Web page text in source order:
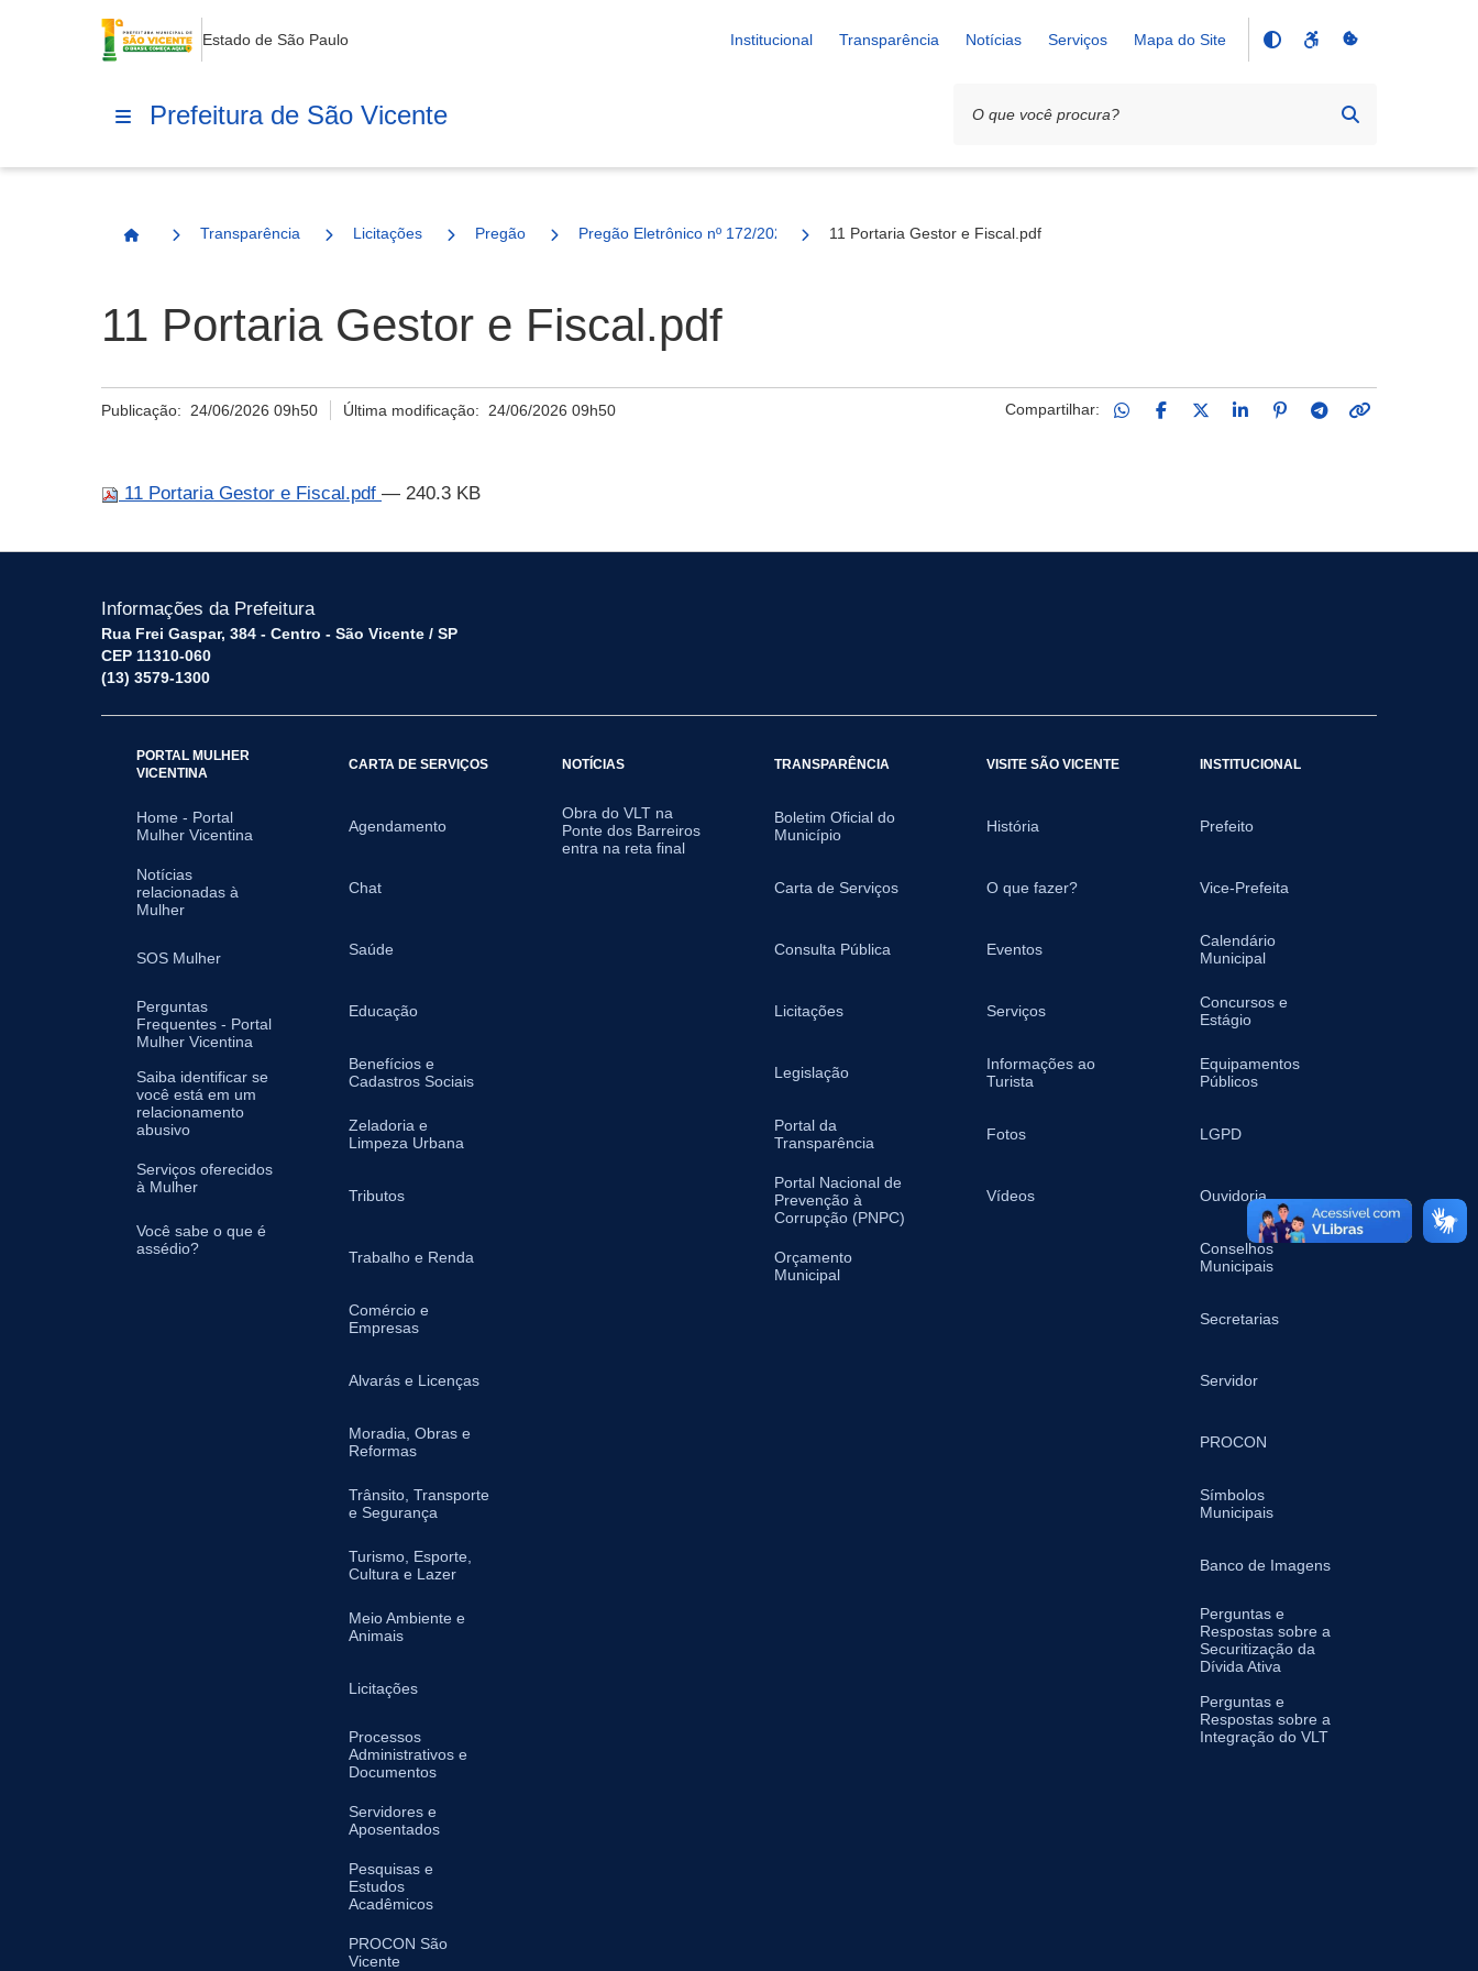
Estado de São Paulo Institucional Transparência Notícias Serviços Mapa do Site
Prefeitura de São Vicente
Página Inicial
Transparência Licitações Pregão Pregão Eletrônico nº 172/2025 - SESAU11 Portaria Gestor e Fiscal.pdf
11 Portaria Gestor e Fiscal.pdf
Publicação: 24/06/2026 09h50 Última modificação: 24/06/2026 09h50 Compartilhar:
11 Portaria Gestor e Fiscal.pdf — 240.3 KB
Informações da Prefeitura
Rua Frei Gaspar, 384 - Centro - São Vicente / SP
CEP 11310-060
(13) 3579-1300
PORTAL MULHER
VICENTINA
Home - Portal
Mulher Vicentina
Notícias
relacionadas à
Mulher
SOS Mulher
Perguntas
Frequentes - Portal
Mulher Vicentina
Saiba identificar se
você está em um
relacionamento
abusivo
Serviços oferecidos
à Mulher
Você sabe o que é
assédio?
CARTA DE SERVIÇOS
Agendamento
Chat
Saúde
Educação
Benefícios e
Cadastros Sociais
Zeladoria e
Limpeza Urbana
Tributos
Trabalho e Renda
Comércio e
Empresas
Alvarás e Licenças
Moradia, Obras e
Reformas
Trânsito, Transporte
e Segurança
Turismo, Esporte,
Cultura e Lazer
Meio Ambiente e
Animais
Licitações
Processos
Administrativos e
Documentos
Servidores e
Aposentados
Pesquisas e
Estudos
Acadêmicos
PROCON São
Vicente
NOTÍCIAS
Obra do VLT na
Ponte dos Barreiros
entra na reta final
TRANSPARÊNCIA
Boletim Oficial do
Município
Carta de Serviços
Consulta Pública
Licitações
Legislação
Portal da
Transparência
Portal Nacional de
Prevenção à
Corrupção (PNPC)
Orçamento
Municipal
VISITE SÃO VICENTE
História
O que fazer?
Eventos
Serviços
Informações ao
Turista
Fotos
Vídeos
INSTITUCIONAL
Prefeito
Vice-Prefeita
Calendário
Municipal
Concursos e
Estágio
Equipamentos
Públicos
LGPD
Ouvidoria
Conselhos
Municipais
Secretarias
Servidor
PROCON
Símbolos
Municipais
Banco de Imagens
Perguntas e
Respostas sobre a
Securitização da
Dívida Ativa
Perguntas e
Respostas sobre a
Integração do VLT